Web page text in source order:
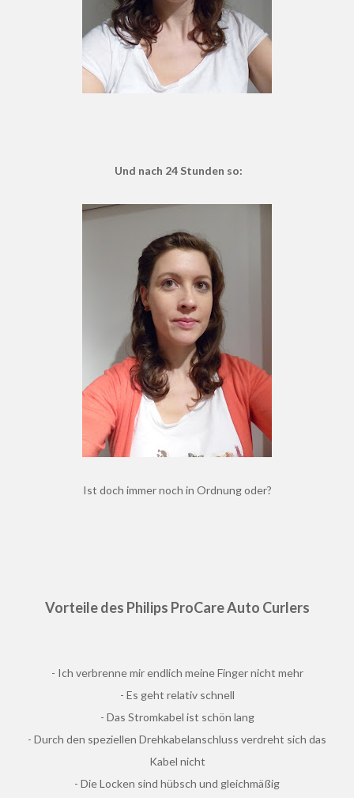
Und nach 24 Stunden so:
Ist doch immer noch in Ordnung oder?
Vorteile des Philips ProCare Auto Curlers
- Ich verbrenne mir endlich meine Finger nicht mehr
- Es geht relativ schnell
- Das Stromkabel ist schön lang
- Durch den speziellen Drehkabelanschluss verdreht sich das
Kabel nicht
- Die Locken sind hübsch und gleichmäßig